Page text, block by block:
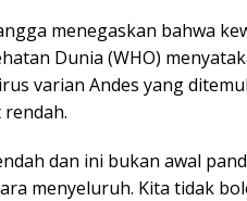
menegaskan bahwa
Dunia (WHO)
varian Andes yang
dan ini bukan awal
menyeluruh. Kita tidak